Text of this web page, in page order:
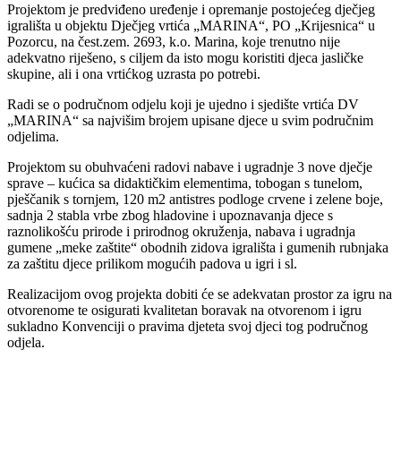
Projektom je predviđeno uređenje i opremanje postojećeg dječjeg
igrališta u objektu Dječjeg vrtića „MARINA“, PO „Krijesnica“ u
Pozorcu, na čest.zem. 2693, k.o. Marina, koje trenutno nije
adekvatno riješeno, s ciljem da isto mogu koristiti djeca jasličke
skupine, ali i ona vrtićkog uzrasta po potrebi.
Radi se o područnom odjelu koji je ujedno i sjedište vrtića DV
„MARINA“ sa najvišim brojem upisane djece u svim područnim
odjelima.
Projektom su obuhvaćeni radovi nabave i ugradnje 3 nove dječje
sprave – kućica sa didaktičkim elementima, tobogan s tunelom,
pješčanik s tornjem, 120 m2 antistres podloge crvene i zelene boje,
sadnja 2 stabla vrbe zbog hladovine i upoznavanja djece s
raznolikošću prirode i prirodnog okruženja, nabava i ugradnja
gumene „meke zaštite“ obodnih zidova igrališta i gumenih rubnjaka
za zaštitu djece prilikom mogućih padova u igri i sl.
Realizacijom ovog projekta dobiti će se adekvatan prostor za igru na
otvorenome te osigurati kvalitetan boravak na otvorenom i igru
sukladno Konvenciji o pravima djeteta svoj djeci tog područnog
odjela.